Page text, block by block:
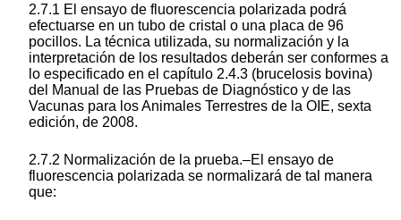
2.7.1 El ensayo de fluorescencia polarizada podrá
efectuarse en un tubo de cristal o una placa de 96
pocillos. La técnica utilizada, su normalización y la
interpretación de los resultados deberán ser conformes a
lo especificado en el capítulo 2.4.3 (brucelosis bovina)
del Manual de las Pruebas de Diagnóstico y de las
Vacunas para los Animales Terrestres de la OIE, sexta
edición, de 2008.
2.7.2 Normalización de la prueba.–El ensayo de
fluorescencia polarizada se normalizará de tal manera
que: